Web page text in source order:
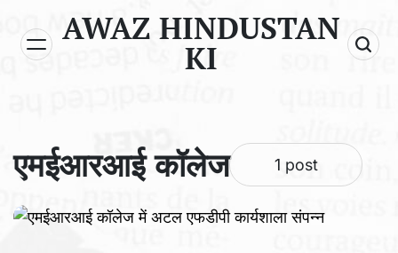
content
AWAZ HINDUSTAN
KI
एमईआरआई कॉलेज 1 post